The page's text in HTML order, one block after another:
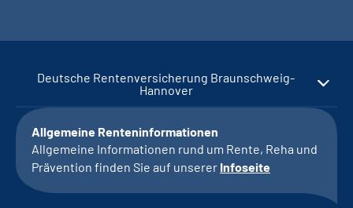
Deutsche Rentenversicherung Braunschweig-
Hannover
Allgemeine Renteninformationen
Allgemeine Informationen rund um Rente, Reha und
Prävention finden Sie auf unserer Infoseite